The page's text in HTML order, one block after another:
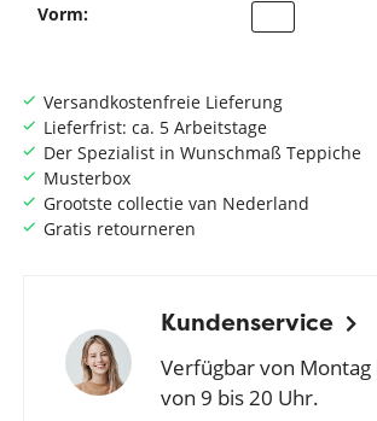
Versandkostenfreie Lieferung
Lieferfrist: ca. 5 Arbeitstage
Der Spezialist in Wunschmaß Teppiche
Musterbox
Grootste collectie van Nederland
Gratis retourneren
Kundenservice
Verfügbar von Montag
von 9 bis 20 Uhr.
Vorm: